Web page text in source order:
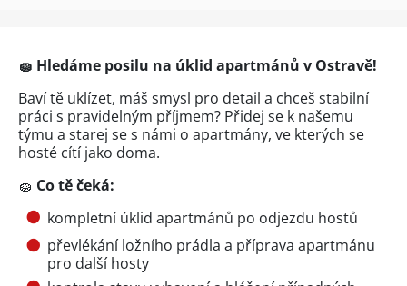
🧽 Hledáme posilu na úklid apartmánů v Ostravě!
Baví tě uklízet, máš smysl pro detail a chceš stabilní
práci s pravidelným příjmem? Přidej se k našemu
týmu a starej se s námi o apartmány, ve kterých se
hosté cítí jako doma.
🧽 Co tě čeká:
kompletní úklid apartmánů po odjezdu hostů
převlékání ložního prádla a příprava apartmánu
pro další hosty